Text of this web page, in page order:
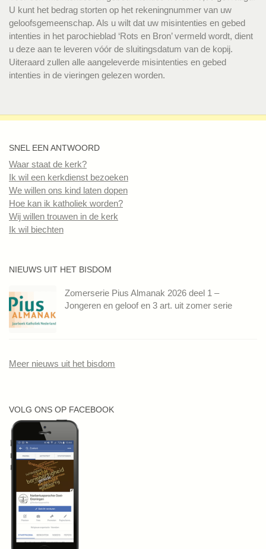
U kunt het bedrag storten op het rekeningnummer van uw
geloofsgemeenschap. Als u wilt dat uw misintenties en gebed
intenties in het parochieblad ‘Rots en Bron’ vermeld wordt, dient
u deze aan te leveren vóór de sluitingsdatum van de kopij.
Uiteraard zullen alle aangeleverde misintenties en gebed
intenties in de vieringen gelezen worden.
SNEL EEN ANTWOORD
Waar staat de kerk?
Ik wil een kerkdienst bezoeken
We willen ons kind laten dopen
Hoe kan ik katholiek worden?
Wij willen trouwen in de kerk
Ik wil biechten
NIEUWS UIT HET BISDOM
Zomerserie Pius Almanak 2026 deel 1 –
Jongeren en geloof en 3 art. uit zomer serie
Meer nieuws uit het bisdom
VOLG ONS OP FACEBOOK